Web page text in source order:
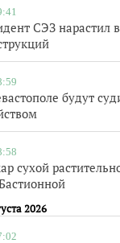
СЭЗ нарастил
будут
сухой
2026